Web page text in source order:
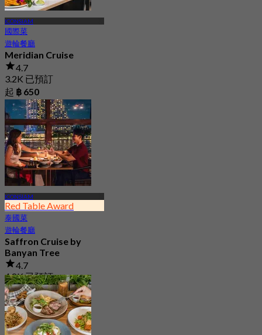
ICONSIAM
國際菜
遊輪餐廳
Meridian Cruise
4.7
3.2K 已預訂
起 ฿ 650
ICONSIAM
Red Table Award
泰國菜
遊輪餐廳
Saffron Cruise by
Banyan Tree
4.7
4.8K 已預訂
起฿ 2,850